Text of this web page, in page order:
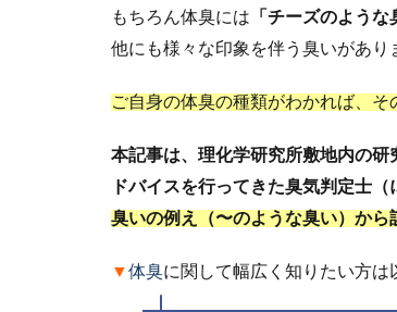
もちろん体臭には 「 チーズのような
他にも様々な印象を伴う臭いがあり
ご自身の体臭の種類がわかれば、そ
本記事は、理化学研究所敷地内の
ドバイスを行ってきた臭気判定士
臭いの例え（〜のような臭い）から
▼体臭に関して幅広く知りたい方は